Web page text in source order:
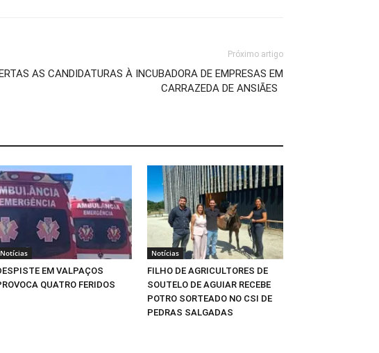
Próximo artigo
AS CANDIDATURAS À INCUBADORA DE EMPRESAS EM
CARRAZEDA DE ANSIÃES
Notícias
EM VALPAÇOS
QUATRO FERIDOS
Notícias
FILHO DE AGRICULTORES DE
SOUTELO DE AGUIAR RECEBE
POTRO SORTEADO NO CSI DE
PEDRAS SALGADAS